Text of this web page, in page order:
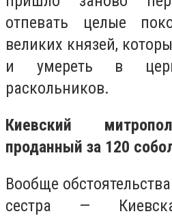
отпевать целые
великих князей,
и умереть в
раскольников.
Киевский
проданный за 120
Вообще
сестра —